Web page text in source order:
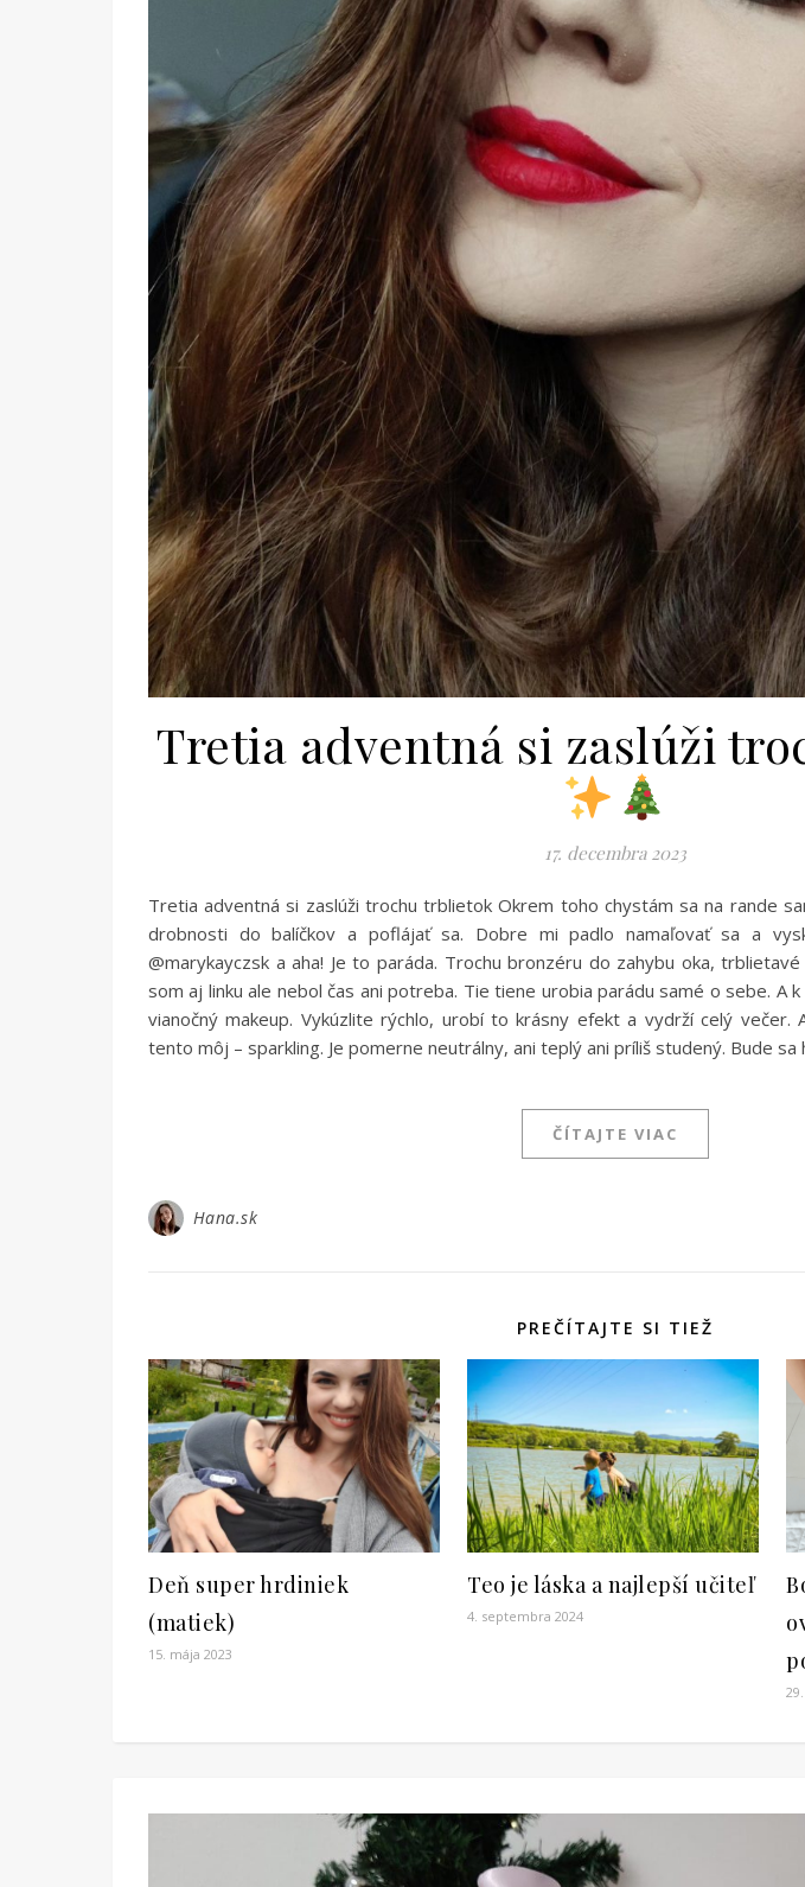
Tretia adventná si zaslúži
17. decembra 2023
Tretia adventná si zaslúži trochu trblietok Okrem toho chystám sa na rande
drobnosti do balíčkov a poflájať sa. Dobre mi padlo namaľovať sa a
@marykayczsk a aha! Je to paráda. Trochu bronzéru do zahybu oka,
som aj linku ale nebol čas ani potreba. Tie tiene urobia parádu samé o sebe. A
vianočný makeup. Vykúzlite rýchlo, urobí to krásny efekt a vydrží celý
tento môj – sparkling. Je pomerne neutrálny, ani teplý ani príliš studený. Bude sa
ČÍTAJTE VIAC
Hana.sk
PREČÍTAJTE SI TIEŽ
Deň super hrdiniek
(matiek)
15. mája 2023
Teo je láska a najlepší učiteľ
4. septembra 2024